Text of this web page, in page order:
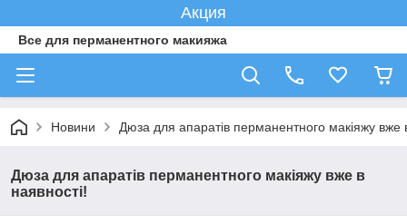
Акция
Все для перманентного макияжа
Новини Дюза для апаратів перманентного макіяжу вже
Дюза для апаратів перманентного макіяжу вже в
наявності!